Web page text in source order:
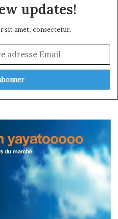
updates!
sit amet, consectetur.